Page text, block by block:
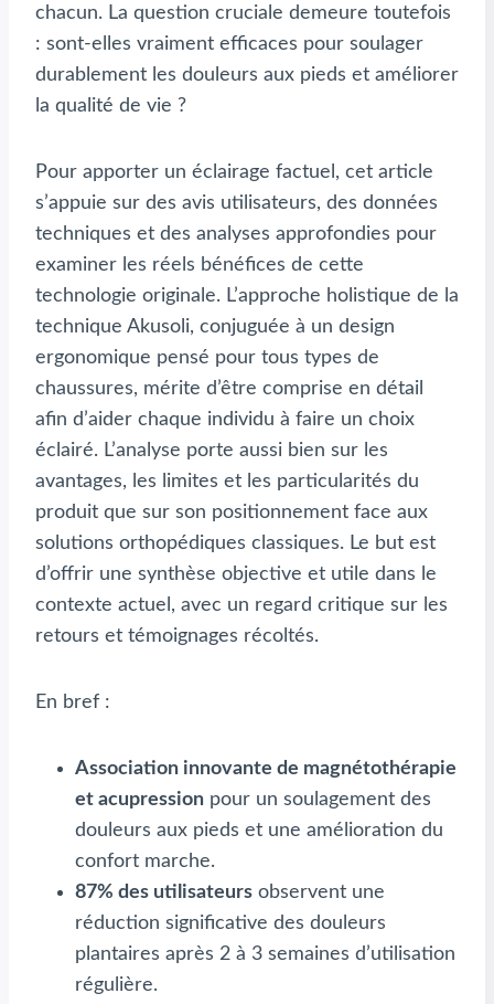
chacun. La question cruciale demeure toutefois
: sont-elles vraiment efficaces pour soulager
durablement les douleurs aux pieds et améliorer
la qualité de vie ?
Pour apporter un éclairage factuel, cet article
s’appuie sur des avis utilisateurs, des données
techniques et des analyses approfondies pour
examiner les réels bénéfices de cette
technologie originale. L’approche holistique de la
technique Akusoli, conjuguée à un design
ergonomique pensé pour tous types de
chaussures, mérite d’être comprise en détail
afin d’aider chaque individu à faire un choix
éclairé. L’analyse porte aussi bien sur les
avantages, les limites et les particularités du
produit que sur son positionnement face aux
solutions orthopédiques classiques. Le but est
d’offrir une synthèse objective et utile dans le
contexte actuel, avec un regard critique sur les
retours et témoignages récoltés.
En bref :
Association innovante de magnétothérapie
et acupression pour un soulagement des
douleurs aux pieds et une amélioration du
confort marche.
87% des utilisateurs observent une
réduction significative des douleurs
plantaires après 2 à 3 semaines d’utilisation
régulière.